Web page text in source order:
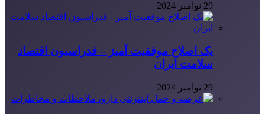
29 نوامبر 2024
یک اصلاح موفقیت آمیز – فدراسیون اقتصاد
سلامت ایران
29 نوامبر 2024